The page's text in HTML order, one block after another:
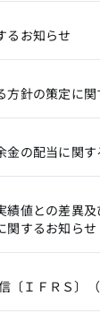
るお知らせ
方針の策定に
金の配当に関す
績値との差異
関するお知らせ
〔ＩＦＲＳ〕（